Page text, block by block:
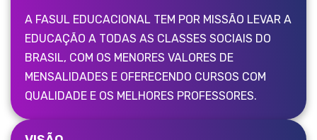
A FASUL EDUCACIONAL TEM POR MISSÃO LEVAR A
EDUCAÇÃO A TODAS AS CLASSES SOCIAIS DO
BRASIL, COM OS MENORES VALORES DE
MENSALIDADES E OFERECENDO CURSOS COM
QUALIDADE E OS MELHORES PROFESSORES.